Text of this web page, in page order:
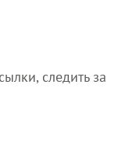
следить за